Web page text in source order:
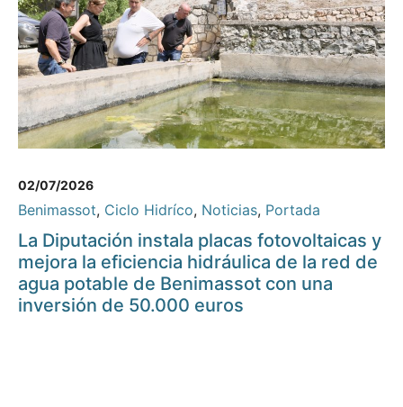
02/07/2026
Benimassot, Ciclo Hidríco, Noticias, Portada
La Diputación instala placas fotovoltaicas y
mejora la eficiencia hidráulica de la red de
agua potable de Benimassot con una
inversión de 50.000 euros